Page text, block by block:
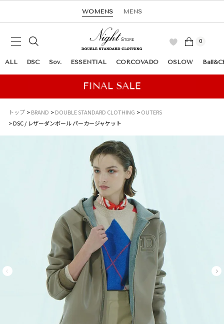
WOMENS MENS
0
ALL DSC Sov. ESSENTIAL CORCOVADO OSLOW
トップ BRAND DOUBLE STANDARD CLOTHING
OUTERS
DSC / レザーダンボール パーカージャケット